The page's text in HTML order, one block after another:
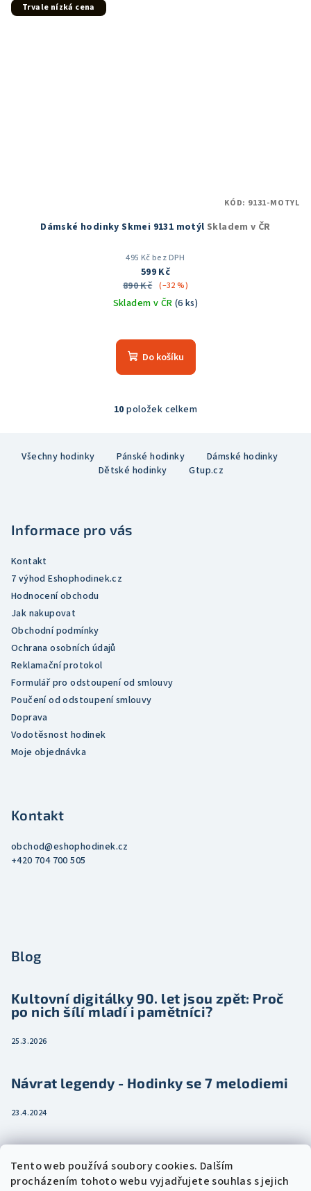
Tento web používá soubory cookies. Dalším
procházením tohoto webu vyjadřujete souhlas s jejich
Trvale nízká cena
Dámské hodinky Skmei 9131 motýl Skladem v ČR
495 Kč bez DPH
599 Kč
890 Kč (–32 %)
Skladem v ČR (6 ks)
Do košíku
KÓD: 9131-MOTYL
O
á
d
s
10 položek celkem
Všechny hodinky Pánské hodinky
Dámské hodinky
Dětské hodinky
Gtup.cz
Informace pro vás
Kontakt
7 výhod Eshophodinek.cz
Hodnocení obchodu
Jak nakupovat
Obchodní podmínky
Ochrana osobních údajů
Reklamační protokol
Formulář pro odstoupení od smlouvy
Poučení od odstoupení smlouvy
Doprava
Vodotěsnost hodinek
Moje objednávka
Kontakt
obchod@eshophodinek.cz
+420 704 700 505
Blog
Kultovní digitálky 90. let jsou zpět: Proč
po nich šílí mladí i pamětníci?
25.3.2026
Návrat legendy - Hodinky se 7 melodiemi
23.4.2024
jako dárek